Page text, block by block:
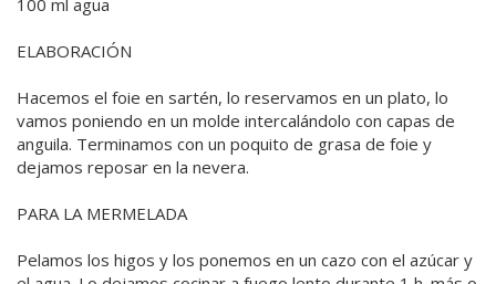
100 ml agua
ELABORACIÓN
Hacemos el foie en sartén, lo reservamos en un plato, lo
vamos poniendo en un molde intercalándolo con capas de
anguila. Terminamos con un poquito de grasa de foie y
dejamos reposar en la nevera.
PARA LA MERMELADA
Pelamos los higos y los ponemos en un cazo con el azúcar y